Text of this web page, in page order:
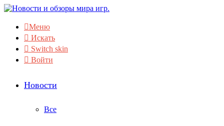
Меню
Искать
Switch skin
Войти
Новости
Все